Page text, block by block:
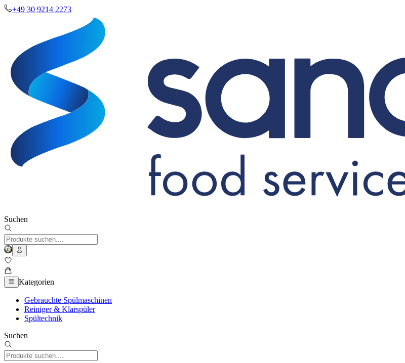
+49 30 9214 2273
Suchen
Kategorien
Gebrauchte Spülmaschinen
Reiniger & Klarspüler
Spültechnik
Suchen